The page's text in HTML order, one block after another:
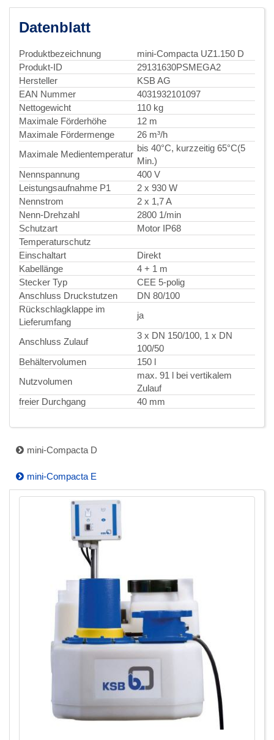
Datenblatt
Produktbezeichnung
mini-Compacta UZ1.150 D
Produkt-ID
29131630PSMEGA2
Hersteller
KSB AG
EAN Nummer
4031932101097
Nettogewicht
110 kg
Maximale Förderhöhe
12 m
Maximale Fördermenge
26 m³/h
Maximale Medientemperatur
bis 40°C, kurzzeitig 65°C(5
Min.)
Nennspannung
400 V
Leistungsaufnahme P1
2 x 930 W
Nennstrom
2 x 1,7 A
Nenn-Drehzahl
2800 1/min
Schutzart
Motor IP68
Temperaturschutz
Einschaltart
Direkt
Kabellänge
4 + 1 m
Stecker Typ
CEE 5-polig
Anschluss Druckstutzen
DN 80/100
Rückschlagklappe im
Lieferumfang
ja
Anschluss Zulauf
3 x DN 150/100, 1 x DN
100/50
Behältervolumen
150 l
Nutzvolumen
max. 91 l bei vertikalem
Zulauf
freier Durchgang
40 mm
mini-Compacta D
mini-Compacta E